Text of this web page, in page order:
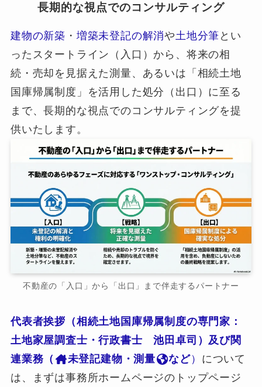
長期的な視点でのコンサルティング
建物の新築 ・ 増築未登記の解消や 土地分筆 とい
ったスタートライン（入口）から、将来の相
続・売却を見据えた測量、あるいは「相続土地
国庫帰属制度」を活用した処分（出口）に至る
まで、長期的な視点でのコンサルティングを提
供いたします。
不動産の「入口」から「出口」まで伴走するパートナー
代表者挨拶（相続土地国庫帰属制度の専門家：
土地家屋調査士・行政書士 池田卓司）及び関
連業務（
未登記建物・測量 など） について
は、まずは事務所ホームページのトップページ